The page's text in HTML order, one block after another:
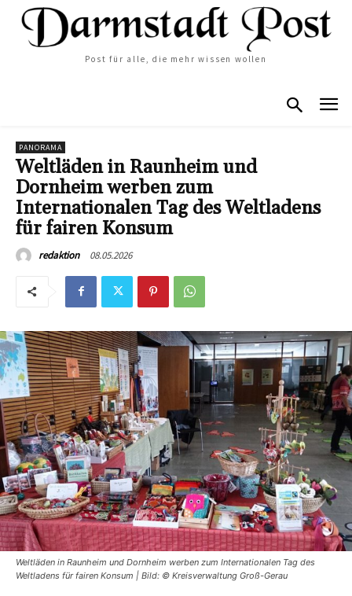
Post für alle, die mehr wissen wollen
PANORAMA
Weltläden in Raunheim und
Dornheim werben zum
Internationalen Tag des Weltladens
für fairen Konsum
redaktion 08.05.2026
Weltläden in Raunheim und Dornheim werben zum Internationalen Tag des
Weltladens für fairen Konsum | Bild: © Kreisverwaltung Groß-Gerau